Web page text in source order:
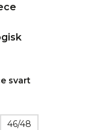
svart
46/48